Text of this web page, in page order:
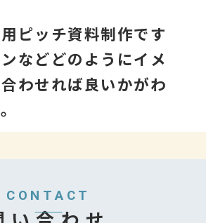
ピッチ資料制作です
などどのようにイメ
わせれば良いかがわ
CONTACT